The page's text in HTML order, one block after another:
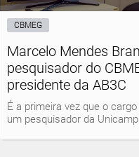
CBMEG
Marcelo Mendes
pesquisador do
presidente da AB3C
É a primeira vez que o
um pesquisador da Unicamp